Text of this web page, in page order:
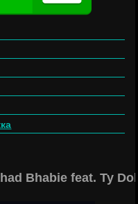
Bhabie feat. Ty